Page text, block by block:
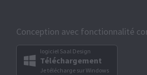
Conception avec fonctionnalité
logiciel Saal Design
Téléchargement
Je télécharge sur Windows